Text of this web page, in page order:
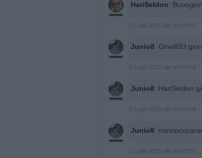
HariSeldon:
9 Luglio 2025 alle ore 09:55
Junio8: Ginelli93
9 Luglio 2025 alle ore 09:59
Junio8: HariSeldon
9 Luglio 2025 alle ore 09:59
Junio8:
9 Luglio 2025 alle ore 09:59